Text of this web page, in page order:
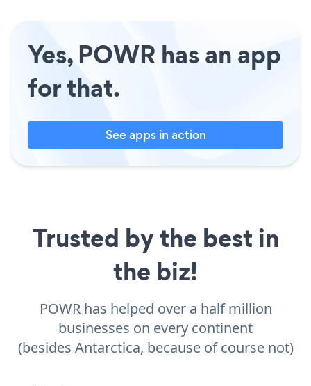
Yes, POWR has an app
for that.
See apps in action
Trusted by the best in
the biz!
POWR has helped over a half million
businesses on every continent
(besides Antarctica, because of course not)